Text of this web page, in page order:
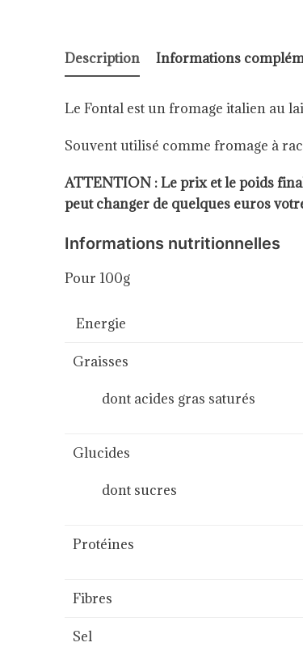
Description Informations
Le Fontal est un fromage italien au
Souvent utilisé comme fromage à
ATTENTION : Le prix et le poids
peut changer de quelques euros
Informations nutritionnelles
Pour 100g
Energie
Graisses
dont acides gras saturés
Glucides
dont sucres
Protéines
Fibres
Sel